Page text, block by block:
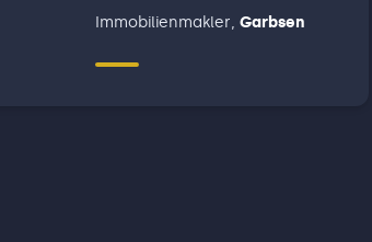
Immobilienmakler, Garbsen